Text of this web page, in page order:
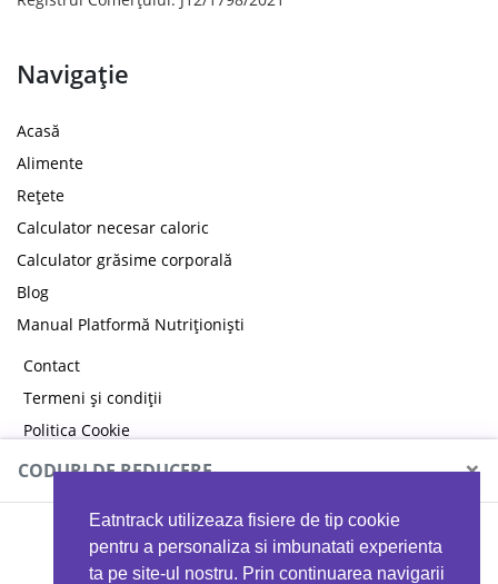
Eatntrack utilizeaza fisiere de tip cookie
pentru a personaliza si imbunatati experienta
ta pe site-ul nostru. Prin continuarea navigarii
Navigație
Acasă
Alimente
Rețete
Calculator necesar caloric
Calculator grăsime corporală
Blog
Manual Platformă Nutriționiști
Contact
Termeni și condiții
Politica Cookie
Politica de confidențialitate
CODURI DE REDUCERE ×
MYPROTEIN